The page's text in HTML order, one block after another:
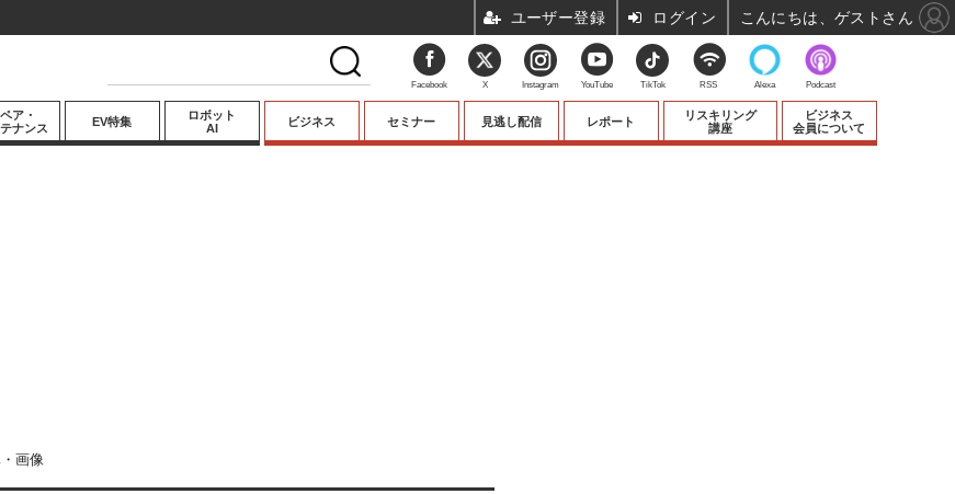
ア・
ナンス
EV特集
ロボット
AI
ビジネス セミナー 見逃し配信 レポート
リスキリング
講座
ビジネス
会員について
画像
Facebook X Instagram YouTube TikTok RSS Alexa Podcast
ユーザー登録 ログイン こんにちは、ゲストさん